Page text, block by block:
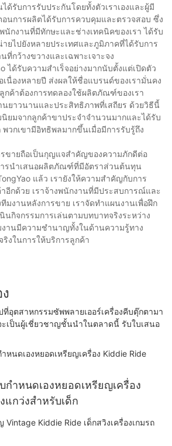
ด้รับการรับประกันโดยทั้งตัวเราเองและผู้มี
นการผลิตได้รับการควบคุมและตรวจสอบ ซึ่ง
กงานที่มีทักษะและช่างเทคนิคของเรา ได้รับ
ยไปยังหลายประเทศและภูมิภาคที่ได้รับการ
ที่กว้างขวางและเฉพาะเจาะจง
ได้รับความสำเร็จอย่างมากนับตั้งแต่เปิดตัว
นื่องหลายปี ส่งผลให้ชื่อแบรนด์ของเรามั่นคง
กค้าต้องการทดลองใช้ผลิตภัณฑ์ของเรา
นยาวนานและประสิทธิภาพที่เสถียร ด้วยวิธีนี้
ยมจากลูกค้าขาประจำจำนวนมากและได้รับ
พวกเขามีอิทธิพลมากขึ้นเมื่อมีการรับรู้ถึง
ขายถือเป็นกุญแจสำคัญของความภักดีต่อ
รนำเสนอผลิตภัณฑ์ที่มีอัตราส่วนต้นทุน
แล้ว เรายังให้ความสำคัญกับการ
อีกด้วย เราจ้างพนักงานที่มีประสบการณ์และ
มงานหลังการขาย เราจัดทำแผนงานเพื่อฝึก
นกิจกรรมการเล่นตามบทบาทจริงระหว่าง
งานมีความชำนาญทั้งในด้านความรู้ทาง
งในการให้บริการลูกค้า
ที่อุตสาหกรรมซัพพลายเออร์เครื่องคีบตุ๊กตามา
เป็นผู้เชี่ยวชาญชั้นนำในตลาดนี้ รับใบเสนอ
กำหนดเองหยอดเหรียญเครื่อง
แกว่งสำหรับเด็ก